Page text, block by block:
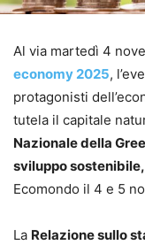
Al via martedì 4
economy 2025,
protagonisti
tutela il capitale
Nazionale della
sviluppo sostenibile,
Ecomondo il 4 e 5
La Relazione sullo